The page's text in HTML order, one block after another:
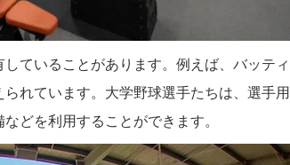
ていることがあります。例えば、バッティ
れています。大学野球選手たちは、選手用
どを利用することができます。